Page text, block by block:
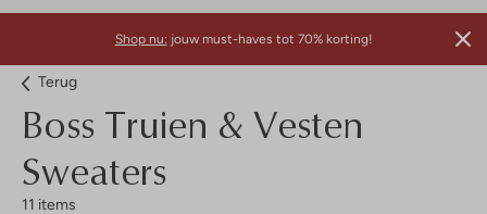
Shop nu: jouw must-haves tot 70% korting!
Terug
Boss Truien & Vesten
Sweaters
11 items